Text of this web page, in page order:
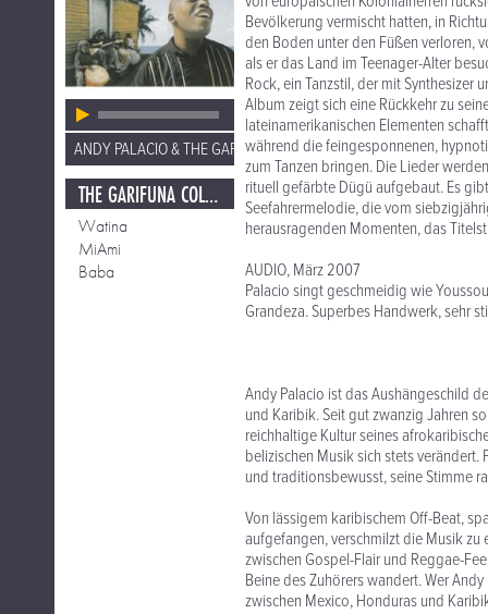
ANDY PALACIO & THE GARIFUNA COLLECTIVE
THE GARIFUNA COLLECTIVE
Watina
MiAmi
Baba
Bevölkerung vermischt hatten, in
den Boden unter den Füßen verloren,
als er das Land im Teenager-Alter
Rock, ein Tanzstil, der mit
Album zeigt sich eine Rückkehr zu
lateinamerikanischen Elementen
während die feingesponnenen,
zum Tanzen bringen. Die Lieder
rituell gefärbte Dügü aufgebaut. Es
Seefahrermelodie, die vom
herausragenden Momenten, das
AUDIO, März 2007
Palacio singt geschmeidig wie
Grandeza. Superbes Handwerk, sehr
Andy Palacio ist das Aushängeschild
und Karibik. Seit gut zwanzig Jahren
reichhaltige Kultur seines
belizischen Musik sich stets verändert.
und traditionsbewusst, seine Stimme
Von lässigem karibischem Off-Beat,
aufgefangen, verschmilzt die Musik
zwischen Gospel-Flair und Reggae-
Beine des Zuhörers wandert. Wer
zwischen Mexico, Honduras und